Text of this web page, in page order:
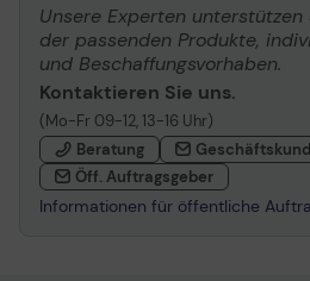
Unsere Experten
der passenden Produkte,
und Beschaffungsvorhaben.
Kontaktieren Sie uns.
(Mo-Fr 09-12, 13-16 Uhr)
Beratung
Öff. Auftragsgeber
Informationen für öffentliche